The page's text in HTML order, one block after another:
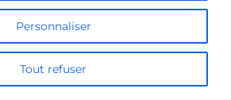
Personnaliser
Tout refuser